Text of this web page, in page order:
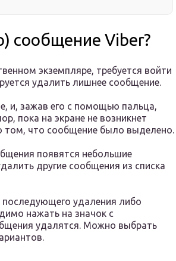
сообщение Viber?
экземпляре, требуется войти
удалить лишнее сообщение.
и, зажав его с помощью пальца,
пока на экране не возникнет
том, что сообщение было выделено.
появятся небольшие
другие сообщения из списка
удаления либо
нажать на значок с
удалятся. Можно выбрать